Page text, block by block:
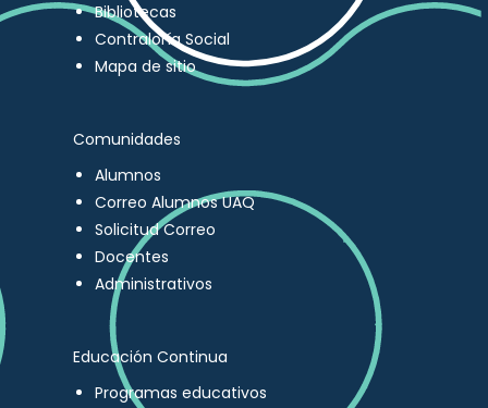
Bibliotecas
Contraloría Social
Mapa de sitio
Comunidades
Alumnos
Correo Alumnos UAQ
Solicitud Correo
Docentes
Administrativos
Educación Continua
Programas educativos